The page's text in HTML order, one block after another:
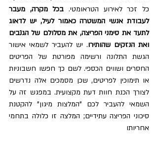
כל זכר לאירוע הטראומטי.
ואת הנזקים שהותירו
אחריותו